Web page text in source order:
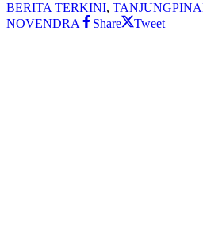
Email
BERITA TERKINI,
NOVENDRA
Share Tweet